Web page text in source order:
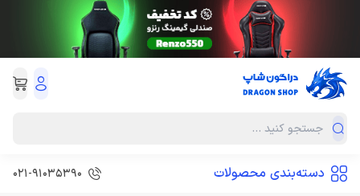
دسته‌بندی محصولات 021-91035390